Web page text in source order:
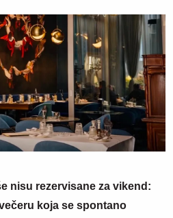
nisu rezervisane za vikend:
koja se spontano